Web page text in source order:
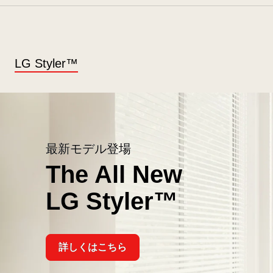
LG Styler™
最新モデル登場
The All New
LG Styler™
The
All
詳しくはこちら